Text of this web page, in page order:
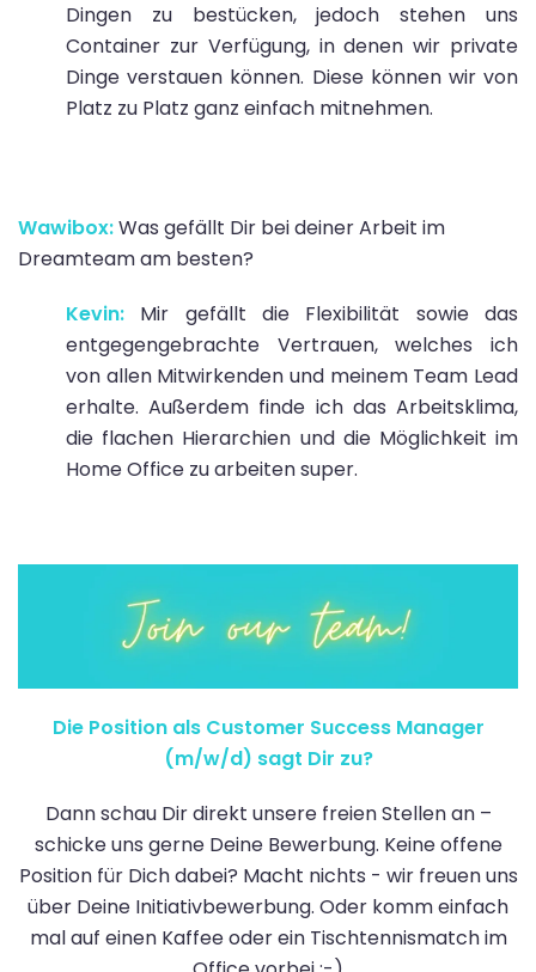
Dingen zu bestücken, jedoch stehen uns
Container zur Verfügung, in denen wir private
Dinge verstauen können. Diese können wir von
Platz zu Platz ganz einfach mitnehmen.
Wawibox:Was gefällt Dir bei deiner Arbeit im
Dreamteam am besten?
Kevin: Mir gefällt die Flexibilität sowie das
entgegengebrachte Vertrauen, welches ich
von allen Mitwirkenden und meinem Team Lead
erhalte. Außerdem finde ich das Arbeitsklima,
die flachen Hierarchien und die Möglichkeit im
Home Office zu arbeiten super.
Die Position als Customer Success Manager
(m/w/d) sagt Dir zu?
Dann schau Dir direkt unsere freien Stellen an –
schicke uns gerne Deine Bewerbung. Keine offene
Position für Dich dabei? Macht nichts - wir freuen uns
über Deine Initiativbewerbung. Oder komm einfach
mal auf einen Kaffee oder ein Tischtennismatch im